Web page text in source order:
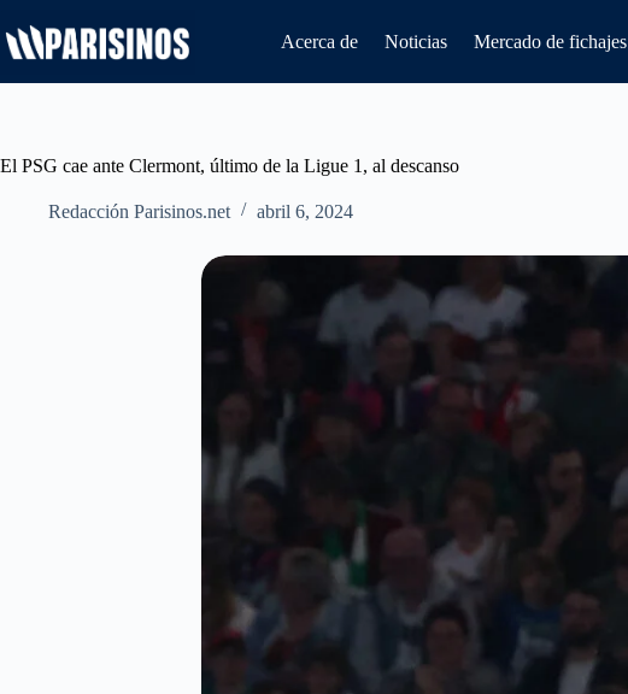
al
contenido
Acerca de Noticias Mercado de fichajes
El PSG cae ante Clermont, último de la Ligue 1, al descanso
Redacción Parisinos.net abril 6, 2024